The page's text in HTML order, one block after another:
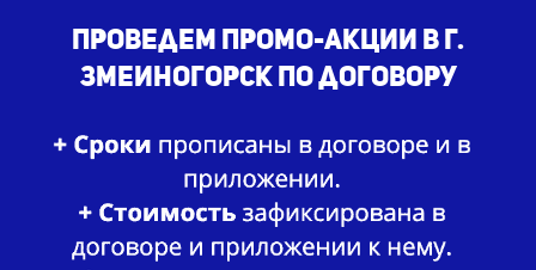
Проведем промо-акции в г.
Змеиногорск по договору